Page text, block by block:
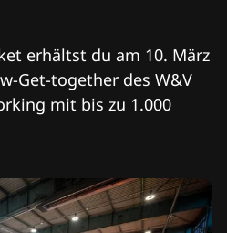
erhältst du am 10. März
Get-together des W&V
mit bis zu 1.000